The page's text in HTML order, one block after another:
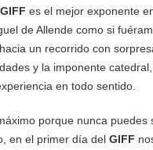
GIFF es el mejor exponente
de Allende como si
un recorrido con
y la imponente
en todo sentido.
porque nunca puedes
en el primer día del GIFF